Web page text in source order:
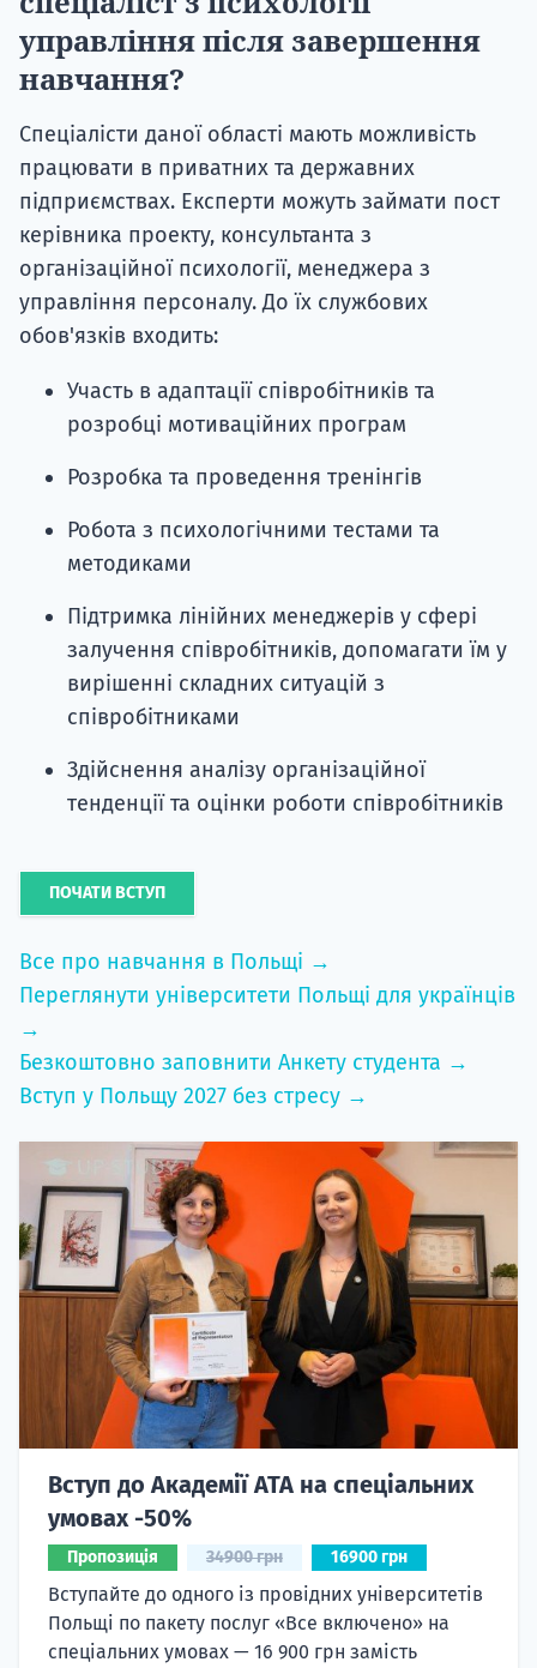
управління після завершення
навчання?
Спеціалісти даної області мають можливість
працювати в приватних та державних
підприємствах. Експерти можуть займати пост
керівника проекту, консультанта з
організаційної психології, менеджера з
управління персоналу. До їх службових
обов'язків входить:
Участь в адаптації співробітників та
розробці мотиваційних програм
Розробка та проведення тренінгів
Робота з психологічними тестами та
методиками
Підтримка лінійних менеджерів у сфері
залучення співробітників, допомагати їм у
вирішенні складних ситуацій з
співробітниками
Здійснення аналізу організаційної
тенденції та оцінки роботи співробітників
ПОЧАТИ ВСТУП
Все про навчання в Польщі →
Переглянути університети Польщі для українців
→
Безкоштовно заповнити Анкету студента →
Вступ у Польщу 2027 без стресу →
Вступ до Академії ATA на спеціальних
умовах -50%
Пропозиція 34900 грн 16900 грн
Вступайте до одного із провідних університетів
Польщі по пакету послуг «Все включено» на
спеціальних умовах — 16 900 грн замість